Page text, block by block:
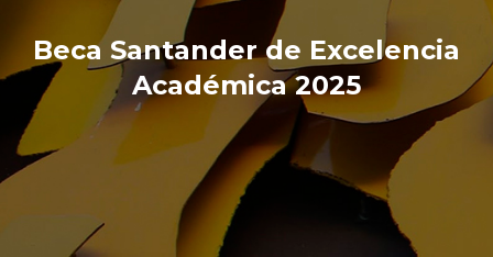
Beca Santander de Excelencia
Académica 2025